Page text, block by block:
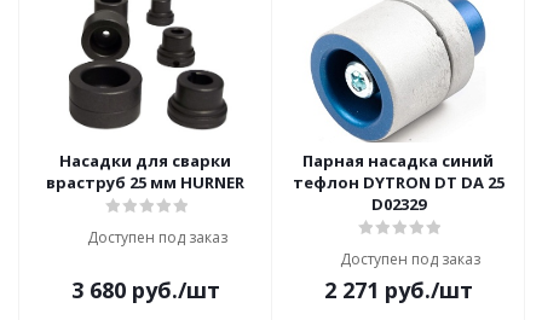
Насадки для сварки
враструб 25 мм HURNER
Доступен под заказ
3 680руб./шт
Парная насадка синий
тефлон DYTRON DT DA 25
D02329
Доступен под заказ
2 271 руб./шт